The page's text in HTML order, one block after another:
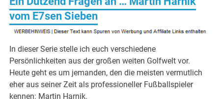
vom E7sen Sieben
In dieser Serie stelle ich euch verschiedene
Persönlichkeiten aus der großen weiten Golfwelt vor.
Heute geht es um jemanden, den die meisten vermutlich
eher aus seiner Zeit als professioneller Fußballspieler
kennen: Martin Harnik.